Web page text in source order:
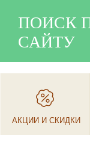
ПОИСК
САЙТУ
АКЦИИ И СКИДКИ